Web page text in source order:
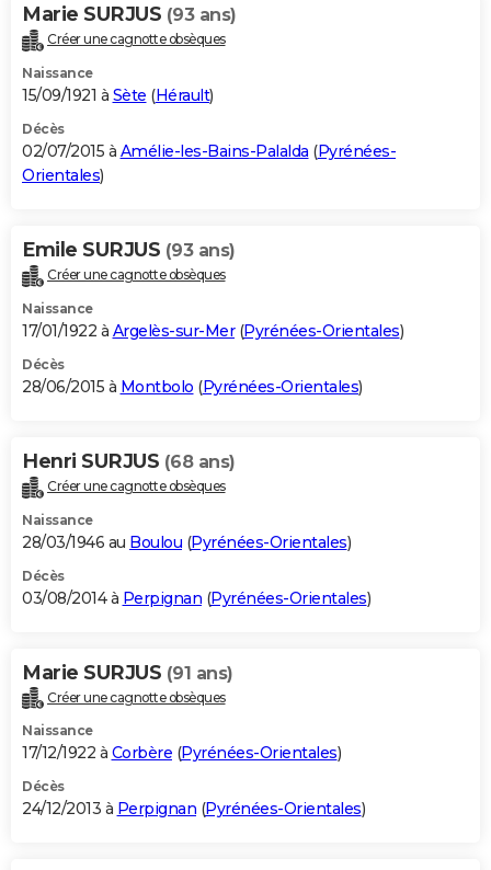
Marie SURJUS (93 ans)
Créer une cagnotte obsèques
Naissance
15/09/1921 à Sète (Hérault)
Décès
02/07/2015 à Amélie-les-Bains-Palalda (Pyrénées-
Orientales)
Emile SURJUS (93 ans)
Créer une cagnotte obsèques
Naissance
17/01/1922 à Argelès-sur-Mer(Pyrénées-Orientales)
Décès
28/06/2015 à Montbolo (Pyrénées-Orientales)
Henri SURJUS (68 ans)
Créer une cagnotte obsèques
Naissance
28/03/1946 au Boulou (Pyrénées-Orientales)
Décès
03/08/2014 à Perpignan (Pyrénées-Orientales)
Marie SURJUS (91 ans)
Créer une cagnotte obsèques
Naissance
17/12/1922 à Corbère (Pyrénées-Orientales)
Décès
24/12/2013 à Perpignan (Pyrénées-Orientales)